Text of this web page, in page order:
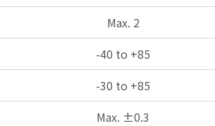
Max. 2
-40 to +85
-30 to +85
Max. ±0.3